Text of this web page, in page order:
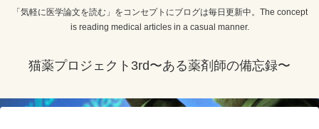
「気軽に医学論文を読む」をコンセプトにブログは毎日更新中。The concept
is reading medical articles in a casual manner.
猫薬プロジェクト3rd〜ある薬剤師の備忘録〜